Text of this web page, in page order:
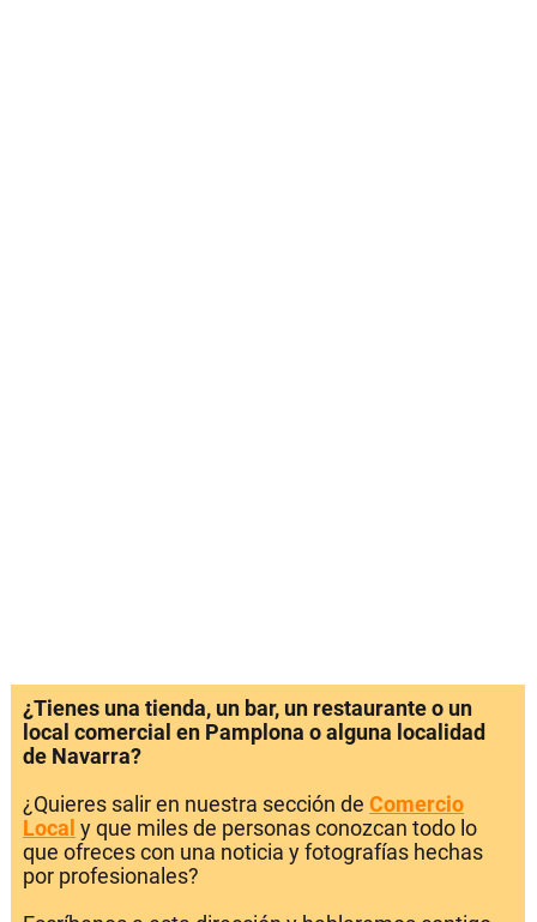
¿Tienes una tienda, un bar, un restaurante o un
local comercial en Pamplona o alguna localidad
de Navarra?
¿Quieres salir en nuestra sección de Comercio
Local y que miles de personas conozcan todo lo
que ofreces con una noticia y fotografías hechas
por profesionales?